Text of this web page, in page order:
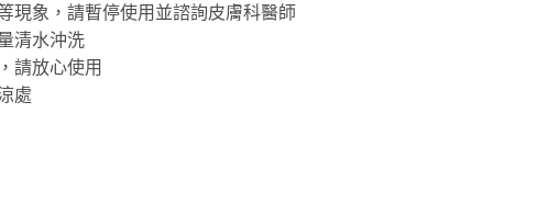
現象，請暫停使用並諮詢皮膚科醫師
清水沖洗
請放心使用
處